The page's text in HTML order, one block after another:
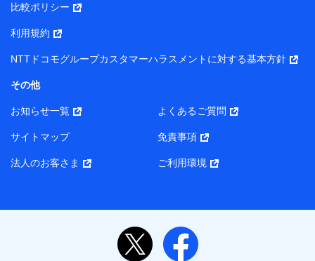
り）
株式会社NTTドコモ・フィナンシャルグループ 代表取締役
社長 廣井 孝史
東京都中央区日本橋人形町2-14-10 アーバンネット日本橋
株式会社ドコモ・インシュアランス 代表取締役社長 吉
村 忠義
また当社は、オンライン面談による保険のご相談にあたっ
氏名、生年月日、住所、メールアドレス、電話番号、個
比較ポリシー
利用規約
NTTドコモグループカスタマーハラスメントに対する基本方針
その他
お知らせ一覧 よくあるご質問
サイトマップ 免責事項
法人のお客さま ご利用環境